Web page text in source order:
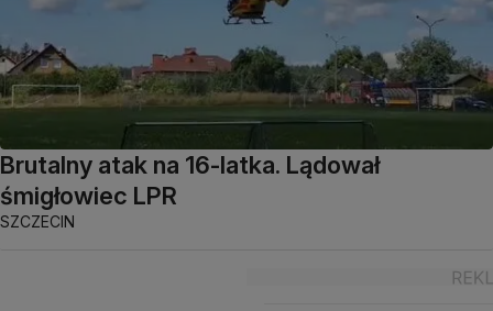
Brutalny atak na 16-latka. Lądował
śmigłowiec LPR
SZCZECIN